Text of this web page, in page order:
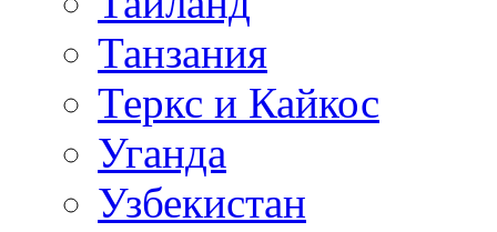
Танзания
Теркс и Кайкос
Уганда
Узбекистан